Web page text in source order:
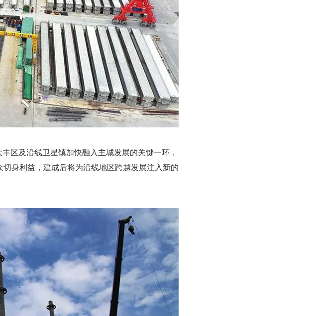
区及沿线卫星镇加快融入主城发展的关键一环，
身利益，建成后将为沿线地区跨越发展注入新的